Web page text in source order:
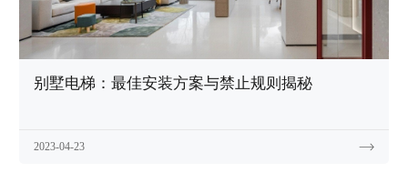
别墅电梯：最佳安装方案与禁止规则揭秘
2023-04-23